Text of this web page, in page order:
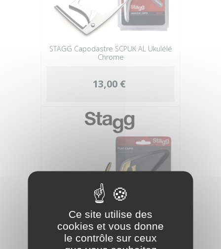
STAGG Capodastre SCPUK AL Ukulélé
Chrome
13,00 €
STAGG Classique Or
Ce site utilise des
cookies et vous donne
le contrôle sur ceux